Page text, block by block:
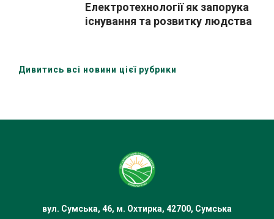
Електротехнології як запорука
існування та розвитку людства
Дивитись всі новини цієї рубрики
вул. Сумська, 46, м. Охтирка, 42700, Сумська